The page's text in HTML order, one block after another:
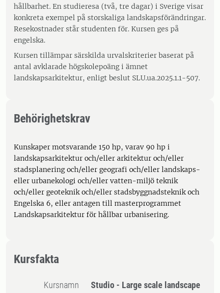
hållbarhet. En studieresa (två, tre dagar) i Sverige visar
konkreta exempel på storskaliga landskapsförändringar.
Resekostnader står studenten för. Kursen ges på
engelska.
Kursen tillämpar särskilda urvalskriterier baserat på
antal avklarade högskolepoäng i ämnet
landskapsarkitektur, enligt beslut SLU.ua.2025.1.1-507.
Behörighetskrav
Kunskaper motsvarande 150 hp, varav 90 hp i
landskapsarkitektur och/eller arkitektur och/eller
stadsplanering och/eller geografi och/eller landskaps-
eller urbanekologi och/eller vatten-miljö teknik
och/eller geoteknik och/eller stadsbyggnadsteknik och
Engelska 6, eller antagen till masterprogrammet
Landskapsarkitektur för hållbar urbanisering.
Kursfakta
Kursnamn
Studio - Large scale landscape